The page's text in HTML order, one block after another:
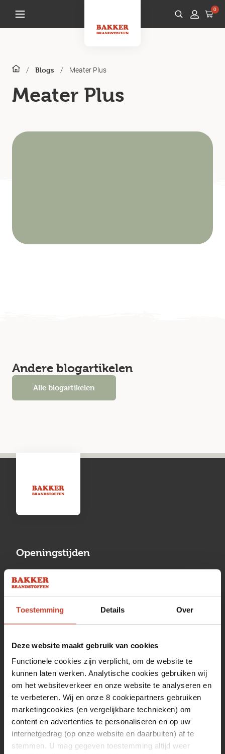
Toestemming Details Over
Deze website maakt gebruik van cookies
Functionele cookies zijn verplicht, om de website te
kunnen laten werken. Analytische cookies gebruiken wij
om het websiteverkeer en onze website te analyseren en
te verbeteren. Wij en onze 8 cookiepartners gebruiken
marketingcookies (en vergelijkbare technieken) om
content en advertenties te personaliseren en op uw
internetgedrag (op onze website en daarbuiten) af te
stemmen. U mag gegeven toestemming altijd weer
0
/ Blogs / Meater Plus
Meater Plus
Andere blogartikelen
Alle blogartikelen
Openingstijden
Maandag
Woensdag
Donderdag
08:00 tot 17:00
Vrijdag
08:00 tot 17:00
Zaterdag
09:30 tot 12:00
Zondag
Gesloten
Navigatie
BBQ